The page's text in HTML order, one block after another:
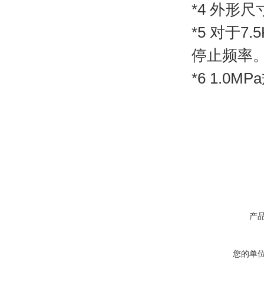
*4 外形尺
*5 对于
停止频率
*6
产
您的单